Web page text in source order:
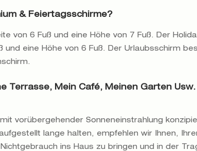
& Feiertagsschirme?
von 6 Fuß und eine Höhe von 7 Fuß. Der
und eine Höhe von 6 Fuß. Der Urlaubsschirm
Terrasse, Mein Café, Meinen Garten Usw.
vorübergehender Sonneneinstrahlung
lange halten, empfehlen wir Ihnen,
ins Haus zu bringen und in der